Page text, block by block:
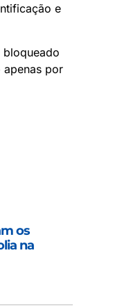
e
bloqueado
apenas por
os
na